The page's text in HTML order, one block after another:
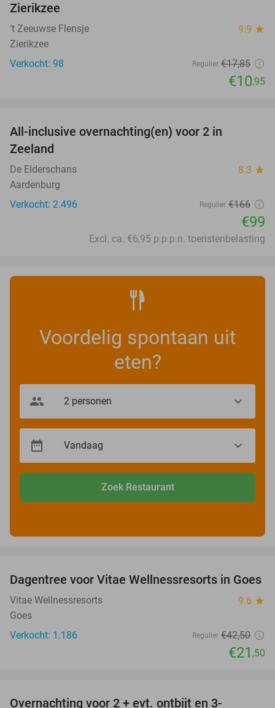
Zierikzee
‘t Zeeuwse Flensje 9.9 star
Zierikzee
Verkocht: 98
Regulier €17,85
€10,95
All-inclusive overnachting(en) voor 2 in
Zeeland
De Elderschans 8.3 star
Aardenburg
Verkocht: 2.496
Regulier €166
€99
Excl. ca. €6,95 p.p.p.n. toeristenbelasting
Voordelig spontaan uit
eten?
Zoek Restaurant
49%
Dagentree voor Vitae Wellnessresorts in Goes
Vitae Wellnessresorts 9.6 star
Goes
Verkocht: 1.186
Regulier €42,50
€21 ,50
Overnachting voor 2 + evt. ontbijt en 3-